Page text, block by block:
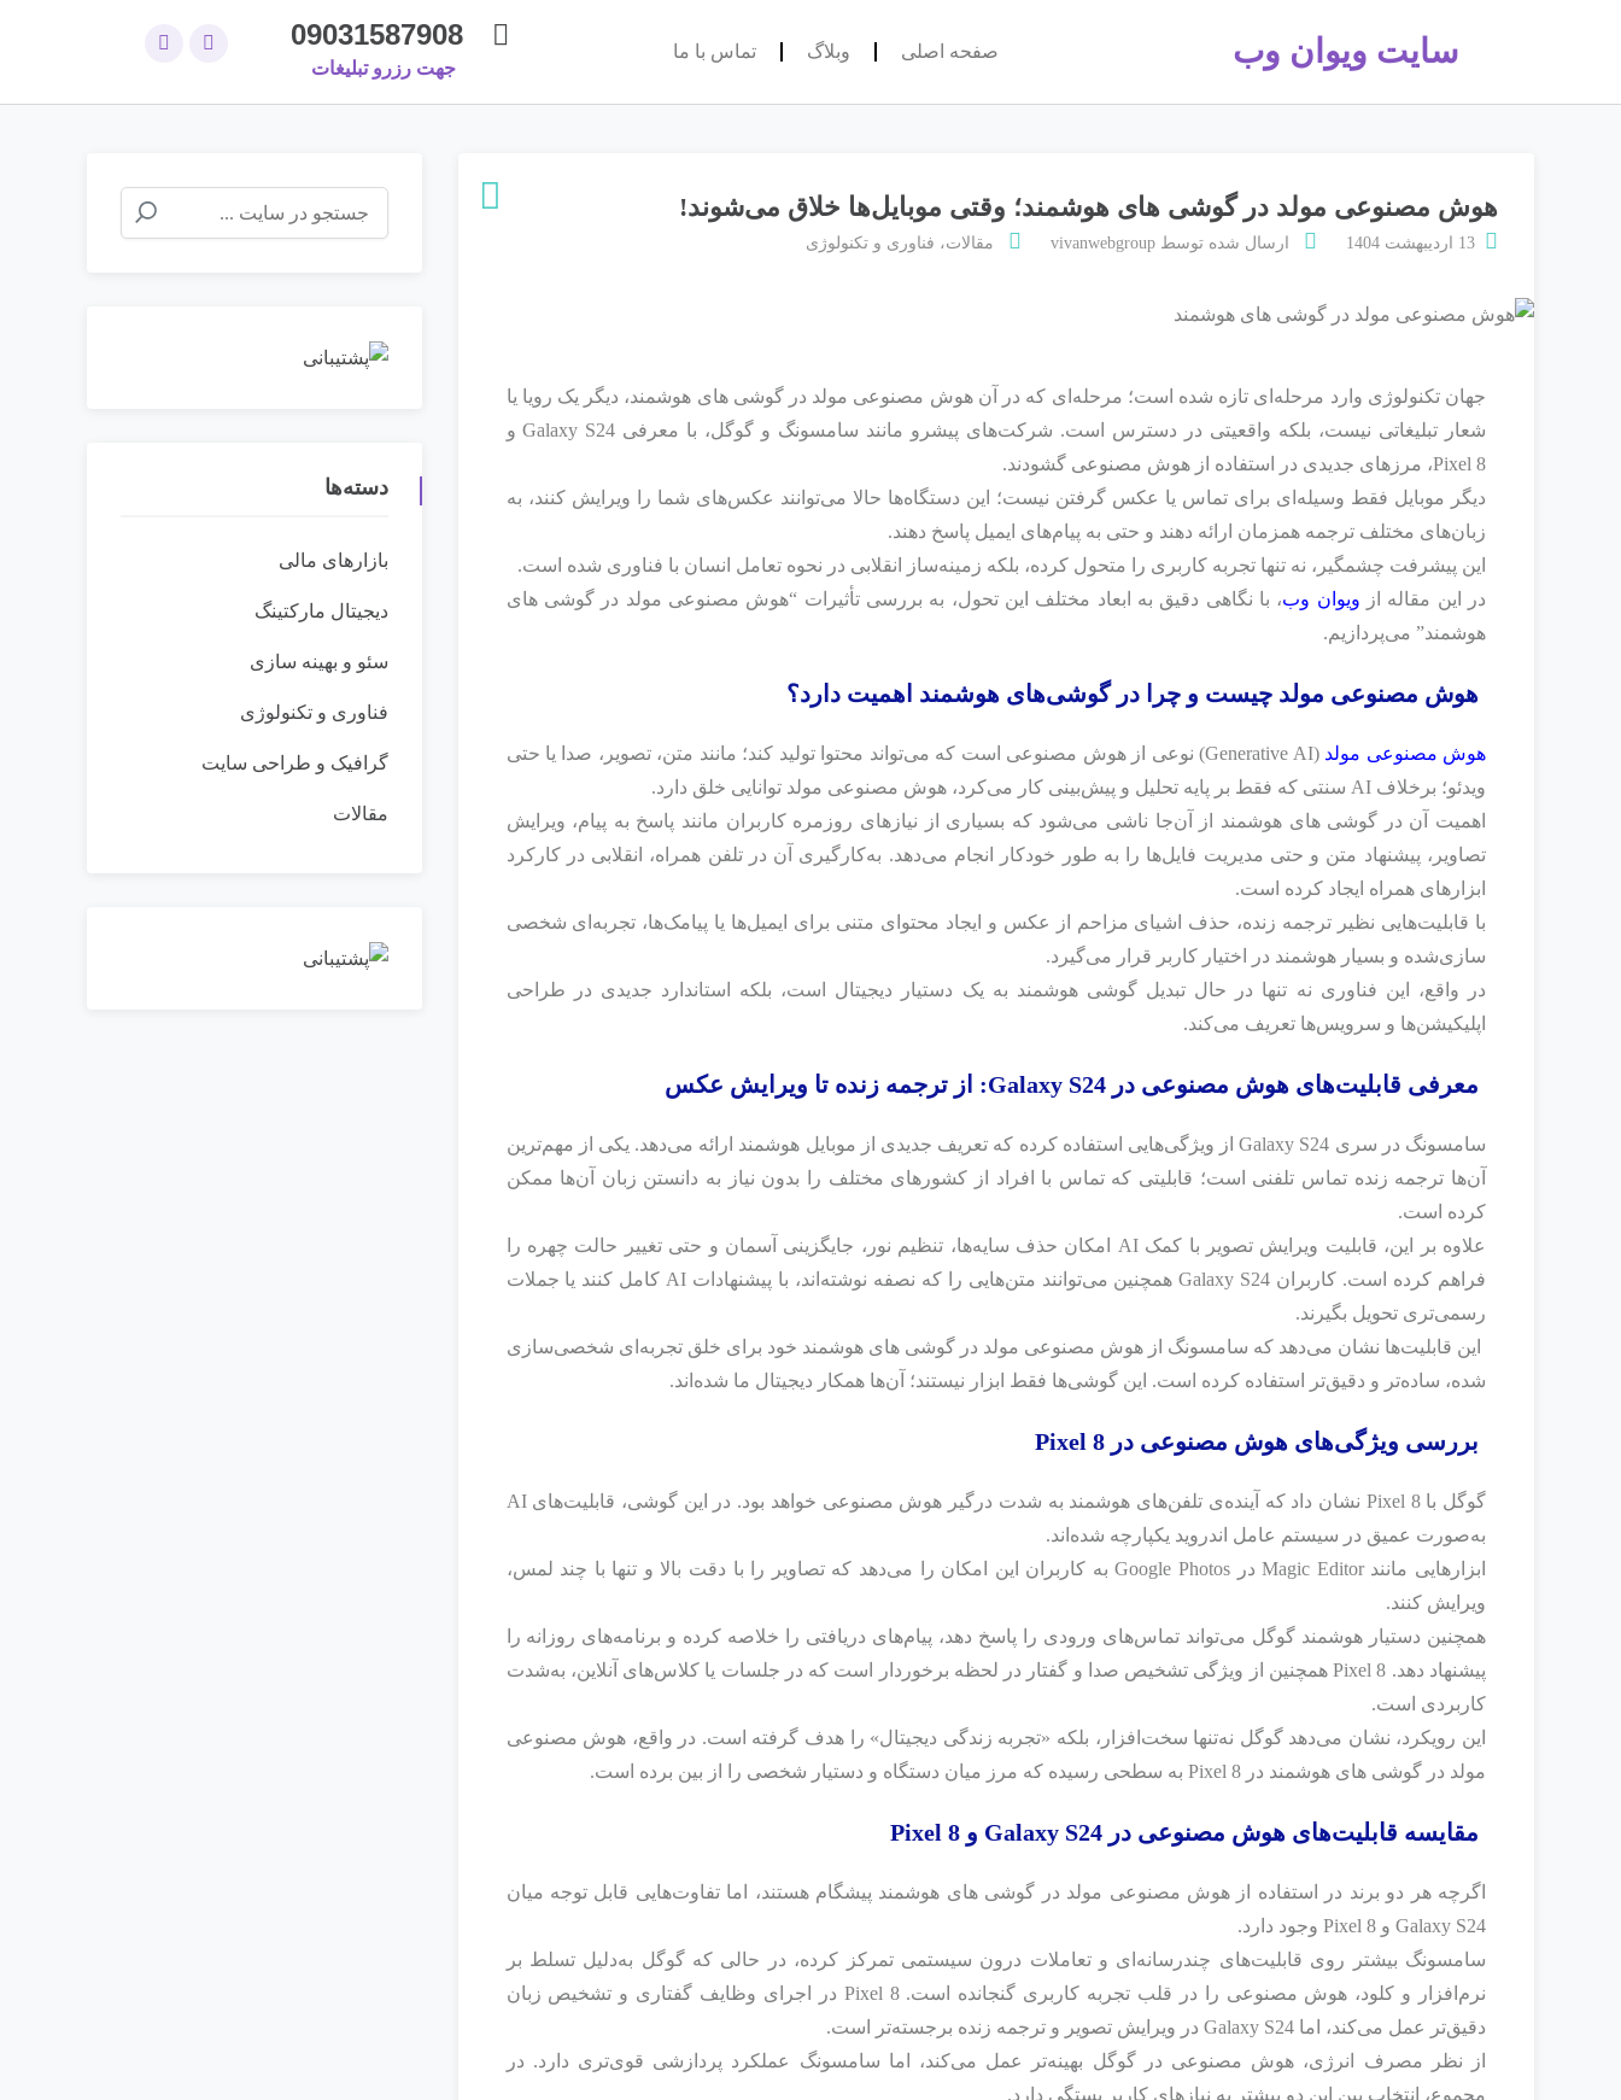
سایت ویوان وب صفحه اصلی وبلاگ تماس با ما
09031587908
جهت رزرو تبلیغات
هوش مصنوعی مولد در گوشی های هوشمند؛ وقتی موبایل‌ها خلاق می‌شوند!
13 اردیبهشت 1404 ارسال شده توسط vivanwebgroup مقالات، فناوری و تکنولوژی
جهان تکنولوژی وارد مرحله‌ای تازه شده است؛ مرحله‌ای که در آن هوش مصنوعی مولد در گوشی‌ های هوشمند، دیگر یک رویا یا
شعار تبلیغاتی نیست، بلکه واقعیتی در دسترس است. شرکت‌های پیشرو مانند سامسونگ و گوگل، با معرفی Galaxy S24 و
Pixel 8، مرزهای جدیدی در استفاده از هوش مصنوعی گشودند.
دیگر موبایل فقط وسیله‌ای برای تماس یا عکس گرفتن نیست؛ این دستگاه‌ها حالا می‌توانند عکس‌های شما را ویرایش کنند، به
زبان‌های مختلف ترجمه همزمان ارائه دهند و حتی به پیام‌های ایمیل پاسخ دهند.
این پیشرفت چشمگیر، نه تنها تجربه کاربری را متحول کرده، بلکه زمینه‌ساز انقلابی در نحوه تعامل انسان با فناوری شده است.
در این مقاله از
ویوان وب، با نگاهی دقیق به ابعاد مختلف این تحول، به بررسی تأثیرات “هوش مصنوعی مولد در گوشی‌ های
هوشمند” می‌پردازیم.
هوش مصنوعی مولد چیست و چرا در گوشی‌های هوشمند اهمیت دارد؟
هوش مصنوعی مولد
(Generative AI) نوعی از هوش مصنوعی است که می‌تواند محتوا تولید کند؛ مانند متن، تصویر، صدا یا حتی
ویدئو؛ برخلاف AI سنتی که فقط بر پایه تحلیل و پیش‌بینی کار می‌کرد، هوش مصنوعی مولد توانایی خلق دارد.
اهمیت آن در گوشی‌ های هوشمند از آن‌جا ناشی می‌شود که بسیاری از نیازهای روزمره کاربران مانند پاسخ به پیام، ویرایش
تصاویر، پیشنهاد متن و حتی مدیریت فایل‌ها را به طور خودکار انجام می‌دهد. به‌کارگیری آن در تلفن همراه، انقلابی در کارکرد
ابزارهای همراه ایجاد کرده است.
با قابلیت‌هایی نظیر ترجمه زنده، حذف اشیای مزاحم از عکس و ایجاد محتوای متنی برای ایمیل‌ها یا پیامک‌ها، تجربه‌ای شخصی‌
سازی‌شده و بسیار هوشمند در اختیار کاربر قرار می‌گیرد.
در واقع، این فناوری نه تنها در حال تبدیل گوشی هوشمند به یک دستیار دیجیتال است، بلکه استاندارد جدیدی در طراحی
اپلیکیشن‌ها و سرویس‌ها تعریف می‌کند.
معرفی قابلیت‌های هوش مصنوعی در Galaxy S24: از ترجمه زنده تا ویرایش عکس
سامسونگ در سری Galaxy S24 از ویژگی‌هایی استفاده کرده که تعریف جدیدی از موبایل هوشمند ارائه می‌دهد. یکی از مهم‌ترین
آن‌ها ترجمه زنده تماس تلفنی است؛ قابلیتی که تماس با افراد از کشورهای مختلف را بدون نیاز به دانستن زبان آن‌ها ممکن
کرده است.
علاوه بر این، قابلیت ویرایش تصویر با کمک AI امکان حذف سایه‌ها، تنظیم نور، جایگزینی آسمان و حتی تغییر حالت چهره را
فراهم کرده است. کاربران Galaxy S24 همچنین می‌توانند متن‌هایی را که نصفه نوشته‌اند، با پیشنهادات AI کامل کنند یا جملات
رسمی‌تری تحویل بگیرند.
این قابلیت‌ها نشان می‌دهد که سامسونگ از هوش مصنوعی مولد در گوشی‌ های هوشمند خود برای خلق تجربه‌ای شخصی‌سازی‌
شده، ساده‌تر و دقیق‌تر استفاده کرده است. این گوشی‌ها فقط ابزار نیستند؛ آن‌ها همکار دیجیتال ما شده‌اند.
بررسی ویژگی‌های هوش مصنوعی در Pixel 8
گوگل با Pixel 8 نشان داد که آینده‌ی تلفن‌های هوشمند به شدت درگیر هوش مصنوعی خواهد بود. در این گوشی، قابلیت‌های AI
به‌صورت عمیق در سیستم‌ عامل اندروید یکپارچه شده‌اند.
ابزارهایی مانند Magic Editor در Google Photos به کاربران این امکان را می‌دهد که تصاویر را با دقت بالا و تنها با چند لمس،
ویرایش کنند.
همچنین دستیار هوشمند گوگل می‌تواند تماس‌های ورودی را پاسخ دهد، پیام‌های دریافتی را خلاصه کرده و برنامه‌های روزانه را
پیشنهاد دهد. Pixel 8 همچنین از ویژگی تشخیص صدا و گفتار در لحظه برخوردار است که در جلسات یا کلاس‌های آنلاین، به‌شدت
کاربردی است.
این رویکرد، نشان می‌دهد گوگل نه‌تنها سخت‌افزار، بلکه «تجربه زندگی دیجیتال» را هدف گرفته است. در واقع، هوش مصنوعی
مولد در گوشی‌ های هوشمند در Pixel 8 به سطحی رسیده که مرز میان دستگاه و دستیار شخصی را از بین برده است.
مقایسه قابلیت‌های هوش مصنوعی در Galaxy S24 و Pixel 8
اگرچه هر دو برند در استفاده از هوش مصنوعی مولد در گوشی‌ های هوشمند پیشگام هستند، اما تفاوت‌هایی قابل توجه میان
Galaxy S24 و Pixel 8 وجود دارد.
سامسونگ بیشتر روی قابلیت‌های چندرسانه‌ای و تعاملات درون‌ سیستمی تمرکز کرده، در حالی که گوگل به‌دلیل تسلط بر
نرم‌افزار و کلود، هوش مصنوعی را در قلب تجربه کاربری گنجانده است. Pixel 8 در اجرای وظایف گفتاری و تشخیص زبان
دقیق‌تر عمل می‌کند، اما Galaxy S24 در ویرایش تصویر و ترجمه زنده برجسته‌تر است.
از نظر مصرف انرژی، هوش مصنوعی در گوگل بهینه‌تر عمل می‌کند، اما سامسونگ عملکرد پردازشی قوی‌تری دارد. در
مجموع، انتخاب بین این دو بیشتر به نیازهای کاربر بستگی دارد.
دسته‌ها
بازارهای مالی
دیجیتال مارکتینگ
سئو و بهینه سازی
فناوری و تکنولوژی
گرافیک و طراحی سایت
مقالات